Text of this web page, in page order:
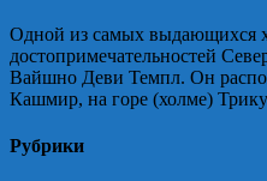
Одной из самых выдающихся
достопримечательностей
Вайшно Деви Темпл. Он
Кашмир, на горе (холме)
Рубрики